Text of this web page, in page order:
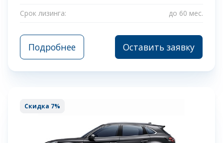
Срок лизинга:
до 60 мес.
Подробнее Оставить заявку
Скидка 7%